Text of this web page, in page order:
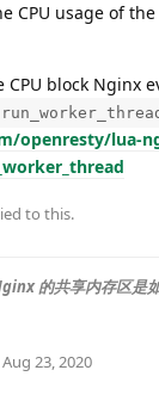
CPU usage of
CPU block Nginx
openresty/lua-
to this.
的共享内存区是
Aug 23, 2020